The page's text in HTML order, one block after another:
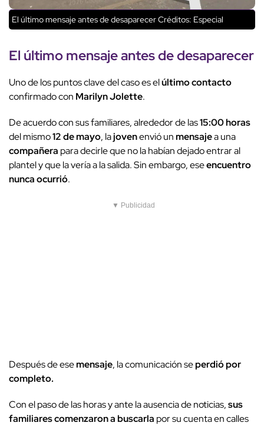
El último mensaje antes de desaparecerCréditos: Especial
El últimomensajeantesde desaparecer
Uno de los puntos clave del caso es elúltimo contacto
confirmado con Marilyn Jolette.
De acuerdo con sus familiares, alrededor de las15:00 horas
del mismo12 de mayo, lajovenenvió unmensajea una
compañera para decirle que no la habían dejado entrar al
plantel y que la vería a la salida. Sin embargo, eseencuentro
nunca ocurrió.
▼ Publicidad
Después de esemensaje, la comunicación seperdió por
completo.
Con el paso de las horas y ante la ausencia de noticias,sus
familiares comenzaron a buscarla por su cuenta en calles